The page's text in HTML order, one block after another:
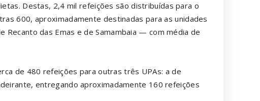
Destas, 2,4 mil refeições são distribuídas para o
600, aproximadamente destinadas para as unidades
das Emas e de Samambaia — com média de
de 480 refeições para outras três UPAs: a de
entregando aproximadamente 160 refeições